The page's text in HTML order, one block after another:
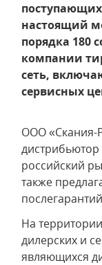
настоящий
порядка 180
компании
сеть,
сервисных
ООО «Скания-
дистрибьютор
российский
также
На
дилерских и
являющихся